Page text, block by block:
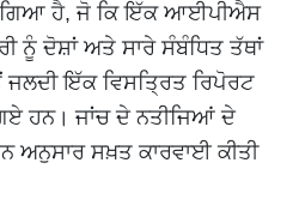
ਹੈ, ਜੋ ਕਿ ਇੱਕ ਆਈਪੀਐਸ
ਨੂੰ ਦੋਸ਼ਾਂ ਅਤੇ ਸਾਰੇ ਸੰਬੰਧਿਤ ਤੱਥਾਂ
ਇੱਕ ਵਿਸਤ੍ਰਿਤ ਰਿਪੋਰਟ
ਹਨ। ਜਾਂਚ ਦੇ ਨਤੀਜਿਆਂ ਦੇ
ਅਨੁਸਾਰ ਸਖ਼ਤ ਕਾਰਵਾਈ ਕੀਤੀ